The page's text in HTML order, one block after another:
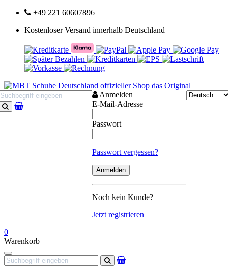
+49 221 60607896
Kostenloser Versand innerhalb Deutschland
Suchen
Anmelden
E-Mail-Adresse
Passwort
Passwort vergessen?
Noch kein Kunde?
Jetzt registrieren
0
Warenkorb
Navigation
Suchen